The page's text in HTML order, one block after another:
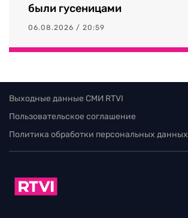
были гусеницами
06.08.2026 / 20:59
Выходные данные СМИ RTVI
Пользовательское соглашение
Политика обработки персональных данных